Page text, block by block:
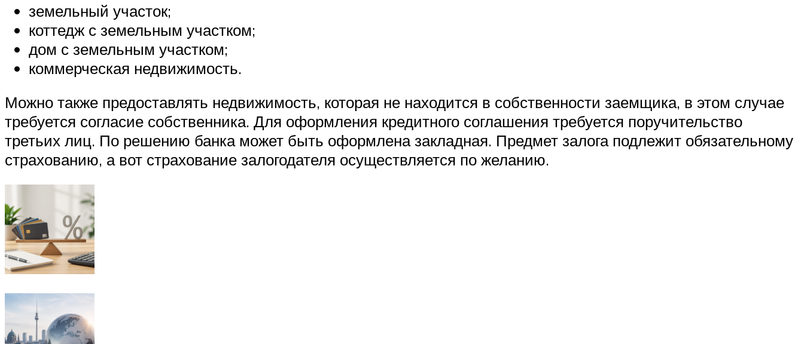
земельный участок;
коттедж с земельным участком;
дом с земельным участком;
коммерческая недвижимость.
Можно также предоставлять недвижимость, которая не находится в собственности заемщика, в этом случае
требуется согласие собственника. Для оформления кредитного соглашения требуется поручительство
третьих лиц. По решению банка может быть оформлена закладная. Предмет залога подлежит обязательному
страхованию, а вот страхование залогодателя осуществляется по желанию.